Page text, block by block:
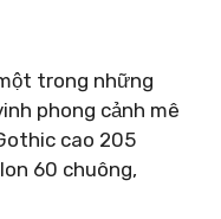
trong những
phong cảnh mê
cao 205
60 chuông,